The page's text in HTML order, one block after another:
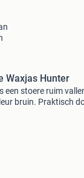
Waxjas Hunter
een stoere ruim
bruin. Praktisch